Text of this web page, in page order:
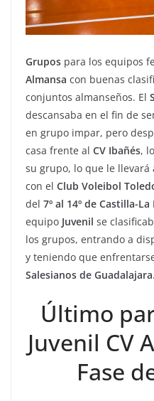
Grupos para los equipos
Almansa con buenas
conjuntos almanseños. El
descansaba en el fin de
en grupo impar, pero
casa frente al CV Ibañés,
su grupo, lo que le llevará
con el Club Voleibol
del 7º al 14º de Castilla-La
equipo Juvenil se
los grupos, entrando a
y teniendo que
Salesianos de Guadalajara.
Último
Juvenil CV
Fase